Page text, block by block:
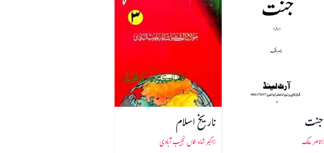
جنت
ناصر ملک
تاریخ اسلام
اکبر شاہ خاں نجیب آبادی